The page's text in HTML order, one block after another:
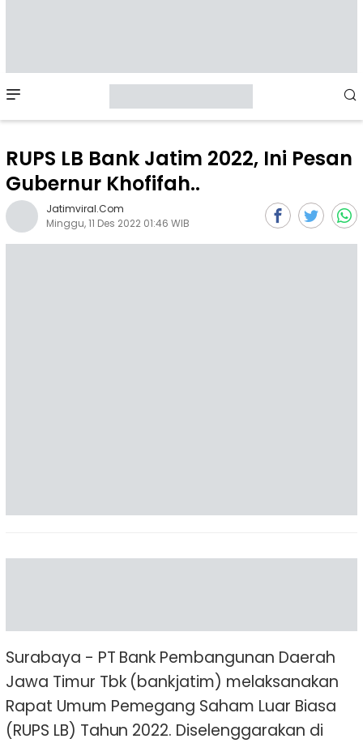
Menu
RUPS LB Bank Jatim 2022, Ini Pesan
Gubernur Khofifah..
Jatimviral.com
Minggu, 11 Des 2022 01:46 WIB
Surabaya - PT Bank Pembangunan Daerah
Jawa Timur Tbk (bankjatim) melaksanakan
Rapat Umum Pemegang Saham Luar Biasa
(RUPS LB) Tahun 2022. Diselenggarakan di